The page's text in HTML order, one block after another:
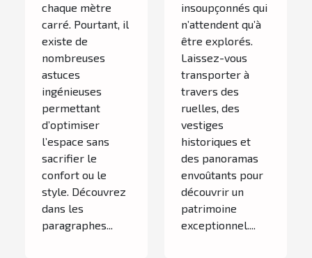
chaque mètre
carré. Pourtant, il
existe de
nombreuses
astuces
ingénieuses
permettant
d’optimiser
l’espace sans
sacrifier le
confort ou le
style. Découvrez
dans les
paragraphes...
insoupçonnés qui
n’attendent qu’à
être explorés.
Laissez-vous
transporter à
travers des
ruelles, des
vestiges
historiques et
des panoramas
envoûtants pour
découvrir un
patrimoine
exceptionnel....